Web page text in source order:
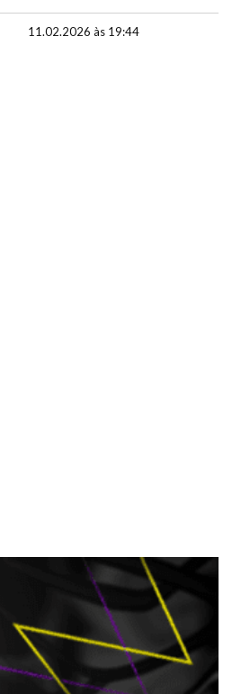
11.02.2026 às 19:44